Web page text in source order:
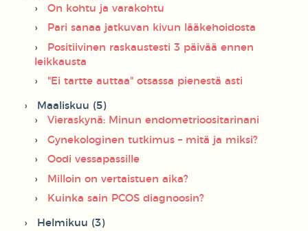
On kohtu ja varakohtu
Pari sanaa jatkuvan kivun lääkehoidosta
Positiivinen raskaustesti 3 päivää ennen
leikkausta
"Ei tartte auttaa" otsassa pienestä asti
Maaliskuu (5)
Vieraskynä: Minun endometrioositarinani
Gynekologinen tutkimus – mitä ja miksi?
Oodi vessapassille
Milloin on vertaistuen aika?
Kuinka sain PCOS diagnoosin?
Helmikuu (3)